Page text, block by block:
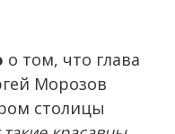
о том, что глава
Морозов
столицы